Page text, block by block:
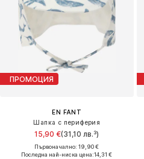
ПРОМОЦИЯ
EN FANT
Шапка с периферия
15,90 €(31,10 лв.³)
Първоначално: 19,90 €
Последна най-ниска цена:14,31 €